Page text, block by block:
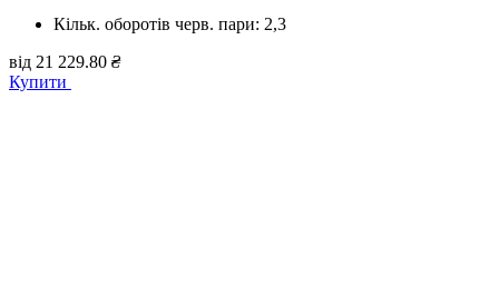
Кільк. оборотів черв. пари: 2,3
від 21 229.80 ₴
Купити